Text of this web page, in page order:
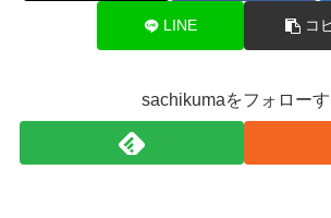
LINE コ
sachikumaをフォローす